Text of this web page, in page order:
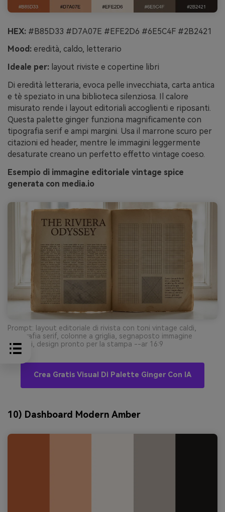
HEX: #B85D33 #D7A07E #EFE2D6 #6E5C4F #2B2421
Mood: eredità, caldo, letterario
Ideale per: layout riviste e copertine libri
Di eredità letteraria, evoca pelle invecchiata, carta antica
e tè speziato in una biblioteca silenziosa. Il calore
misurato rende i layout editoriali accoglienti e riposanti.
Questa palette ginger funziona magnificamente con
tipografia serif e ampi margini. Usa il marrone scuro per
citazioni ed header, mentre le immagini leggermente
desaturate creano un perfetto effetto vintage coeso.
Esempio di immagine editoriale vintage spice
generata con media.io
Prompt: layout editoriale di rivista con toni vintage caldi,
tipografia serif, colonne a griglia, segnaposto immagine
minimali, design pronto per la stampa --ar 16:9
Crea Gratis Visual Di Palette Ginger Con IA
10) Dashboard Modern Amber